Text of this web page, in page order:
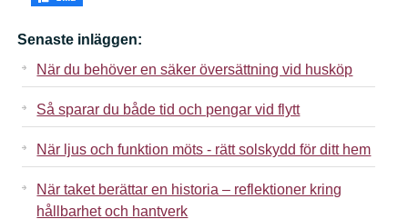
Senaste inläggen:
När du behöver en säker översättning vid husköp
Så sparar du både tid och pengar vid flytt
När ljus och funktion möts - rätt solskydd för ditt hem
När taket berättar en historia – reflektioner kring
hållbarhet och hantverk